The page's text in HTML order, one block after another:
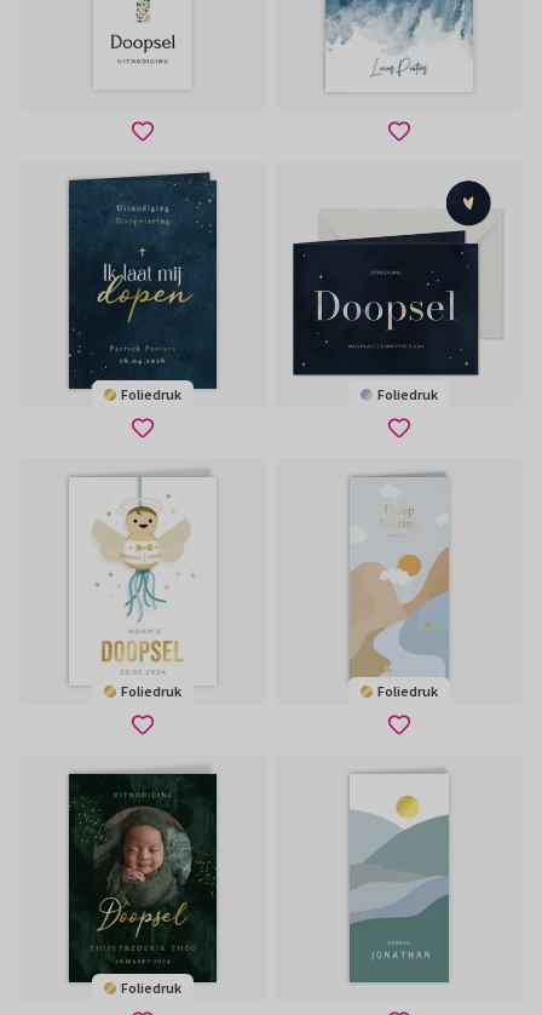
Foliedruk Foliedruk
Foliedruk Foliedruk
Foliedruk